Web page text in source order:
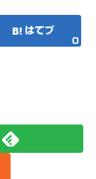
はてブ
0